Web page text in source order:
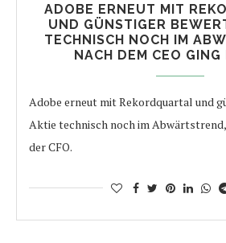
ADOBE ERNEUT MIT
UND GÜNSTIGER
TECHNISCH NOCH IM
NACH DEM CEO GING
Adobe erneut mit Rekordquartal und
Aktie technisch noch im Abwärtstrend,
der CFO.